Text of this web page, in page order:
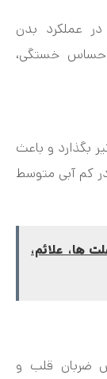
عملکرد بدن
خستگی،
بگذارد و باعث
کم‌ آبی متوسط
ها، علائم،
ضربان قلب و